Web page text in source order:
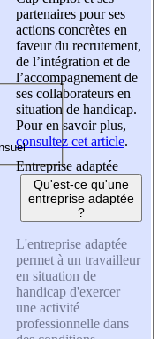
partenaires pour ses
actions concrètes en
faveur du recrutement,
de l’intégration et de
l’accompagnement de
ses collaborateurs en
situation de handicap.
Pour en savoir plus,
consultez cet article.
Entreprise adaptée
Qu'est-ce qu'une
entreprise adaptée
?
L'entreprise adaptée
permet à un travailleur
en situation de
handicap d'exercer
une activité
professionnelle dans